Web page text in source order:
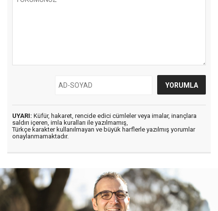
UYARI: Küfür, hakaret, rencide edici cümleler veya imalar, inançlara
saldırı içeren, imla kuralları ile yazılmamış,
Türkçe karakter kullanılmayan ve büyük harflerle yazılmış yorumlar
onaylanmamaktadır.